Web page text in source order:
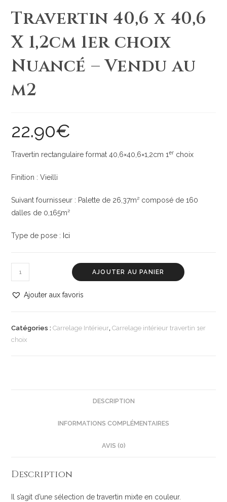
Travertin 40,6 x 40,6
X 1,2cm 1er choix
Nuancé – Vendu au
m2
22.90€
Travertin rectangulaire format 40,6×40,6×1,2cm 1er choix
Finition : Vieilli
Suivant fournisseur : Palette de 26,37m² composé de 160
dalles de 0,165m²
Type de pose : Ici
AJOUTER AU PANIER
Ajouter aux favoris
Catégories :Carrelage Intérieur,Carrelage intérieur travertin 1er
choix
DESCRIPTION
INFORMATIONS COMPLÉMENTAIRES
AVIS (0)
Description
Il s’agit d’une sélection de travertin mixte en couleur.